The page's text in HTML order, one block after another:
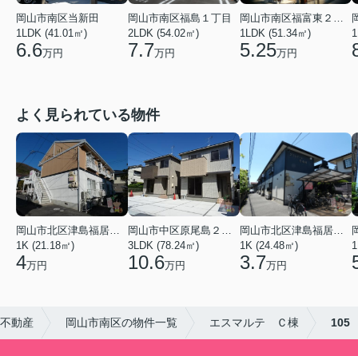
岡山市南区当新田
1LDK (41.01㎡)
6.6万円
岡山市南区福島１丁目
2LDK (54.02㎡)
7.7万円
岡山市南区福富東２丁目
1LDK (51.34㎡)
5.25万円
よく見られている物件
岡山市北区津島福居１丁目
1K (21.18㎡)
4万円
岡山市中区原尾島２丁目
3LDK (78.24㎡)
10.6万円
岡山市北区津島福居１丁目
1K (24.48㎡)
3.7万円
動産 岡山市南区の物件一覧 エスマルテ Ｃ棟 105